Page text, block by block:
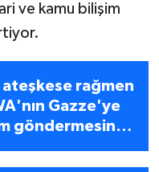
ve kamu bilişim
ateşkese rağmen
Gazze'ye
göndermesine